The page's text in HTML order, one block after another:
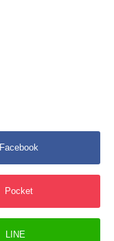
Facebook
Pocket
LINE